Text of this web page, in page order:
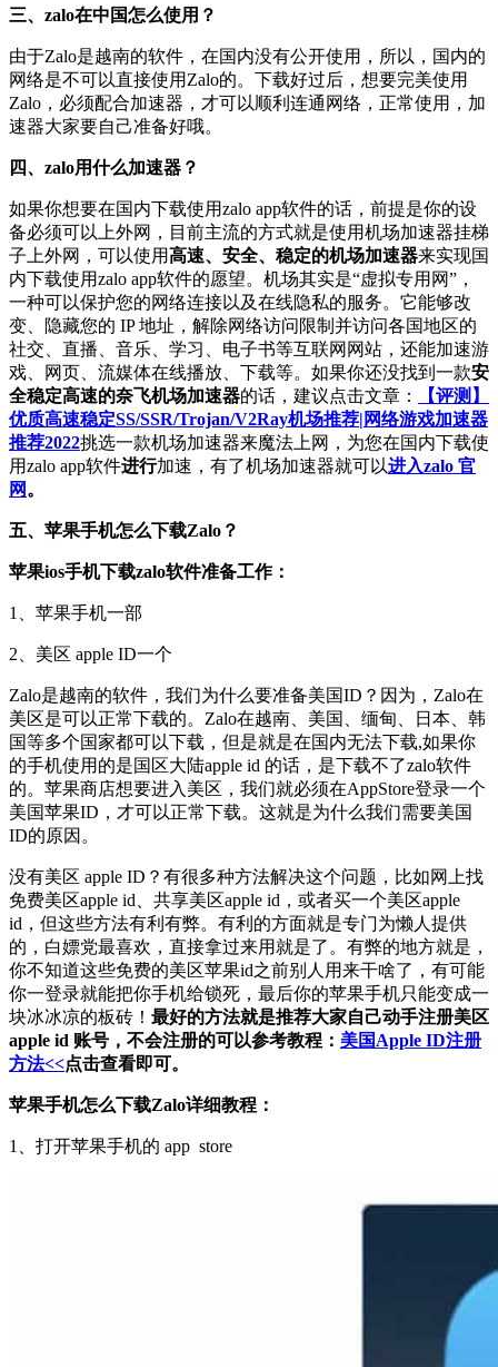
三、zalo在中国怎么使用？
由于Zalo是越南的软件，在国内没有公开使用，所以，国内的
网络是不可以直接使用Zalo的。下载好过后，想要完美使用
Zalo，必须配合加速器，才可以顺利连通网络，正常使用，加
速器大家要自己准备好哦。
四、zalo用什么加速器？
如果你想要在国内下载使用zalo app软件的话，前提是你的设
备必须可以上外网，目前主流的方式就是使用机场加速器挂梯
子上外网，可以使用高速、安全、稳定的机场加速器来实现国
内下载使用zalo app软件的愿望。机场其实是“虚拟专用网”，
一种可以保护您的网络连接以及在线隐私的服务。它能够改
变、隐藏您的 IP 地址，解除网络访问限制并访问各国地区的
社交、直播、音乐、学习、电子书等互联网网站，还能加速游
戏、网页、流媒体在线播放、下载等。如果你还没找到一款安
全稳定高速的奈飞机场加速器的话，建议点击文章：
【评测】
优质高速稳定SS/SSR/Trojan/V2Ray机场推荐|网络游戏加速器
推荐2022挑选一款机场加速器来魔法上网，为您在国内下载使
用zalo app软件进行加速，有了机场加速器就可以进入zalo 官
网。
五、苹果手机怎么下载Zalo？
苹果ios手机下载zalo软件准备工作：
1、苹果手机一部
2、美区 apple ID一个
Zalo是越南的软件，我们为什么要准备美国ID？因为，Zalo在
美区是可以正常下载的。Zalo在越南、美国、缅甸、日本、韩
国等多个国家都可以下载，但是就是在国内无法下载,如果你
的手机使用的是国区大陆apple id 的话，是下载不了zalo软件
的。苹果商店想要进入美区，我们就必须在AppStore登录一个
美国苹果ID，才可以正常下载。这就是为什么我们需要美国
ID的原因。
没有美区 apple ID？有很多种方法解决这个问题，比如网上找
免费美区apple id、共享美区apple id，或者买一个美区apple
id，但这些方法有利有弊。有利的方面就是专门为懒人提供
的，白嫖党最喜欢，直接拿过来用就是了。有弊的地方就是，
你不知道这些免费的美区苹果id之前别人用来干啥了，有可能
你一登录就能把你手机给锁死，最后你的苹果手机只能变成一
块冰冰凉的板砖！ 最好的方法就是推荐大家自己动手注册美区
apple id 账号，不会注册的可以参考教程： 美国Apple ID注册
方法<<点击查看即可。
苹果手机怎么下载Zalo详细教程：
1、 打开苹果手机的 app store